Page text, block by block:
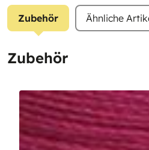
Zubehör Ähnliche
Zubehör